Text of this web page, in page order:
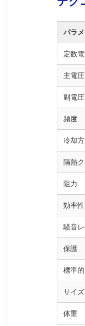
パラ
定数
主電圧
副電圧
頻度
冷却
隔熱
阻力
効率性
騒音
保護
標準
サイズ
体重